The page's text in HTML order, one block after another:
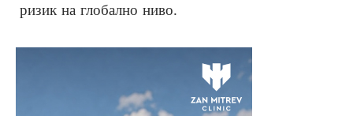
ризик на глобално ниво.